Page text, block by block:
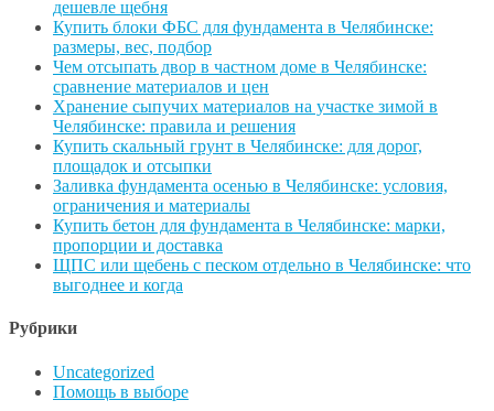
дешевле щебня
Купить блоки ФБС для фундамента в Челябинске:
размеры, вес, подбор
Чем отсыпать двор в частном доме в Челябинске:
сравнение материалов и цен
Хранение сыпучих материалов на участке зимой в
Челябинске: правила и решения
Купить скальный грунт в Челябинске: для дорог,
площадок и отсыпки
Заливка фундамента осенью в Челябинске: условия,
ограничения и материалы
Купить бетон для фундамента в Челябинске: марки,
пропорции и доставка
ЩПС или щебень с песком отдельно в Челябинске: что
выгоднее и когда
Рубрики
Uncategorized
Помощь в выборе